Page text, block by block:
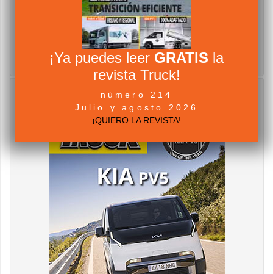
¡Ya puedes leer GRATIS la
revista Truck!
número 214
Julio y agosto 2026
¡QUIERO LA REVISTA!